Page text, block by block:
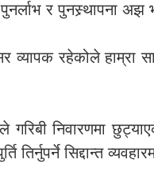
र पुनस्र्थापना
रहेकोले हाम्रा
निवारणमा
सिद्दान्त